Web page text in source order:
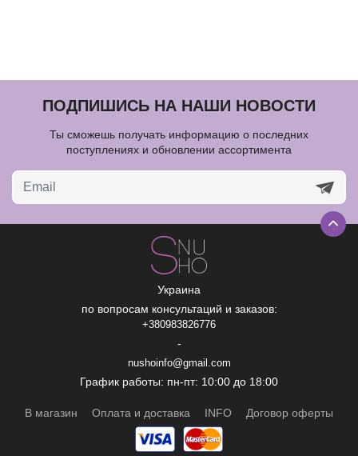
ПОДПИШИСЬ НА НАШИ НОВОСТИ
Ты сможешь получать информацию о последних
поступлениях и обновлении ассортимента
Украина
по вопросам консультаций и заказов:
+380983826776
-
nushoinfo@gmail.com
График работы: пн-пт: 10:00 до 18:00
В магазин Оплата и доставка INFO Договор оферты